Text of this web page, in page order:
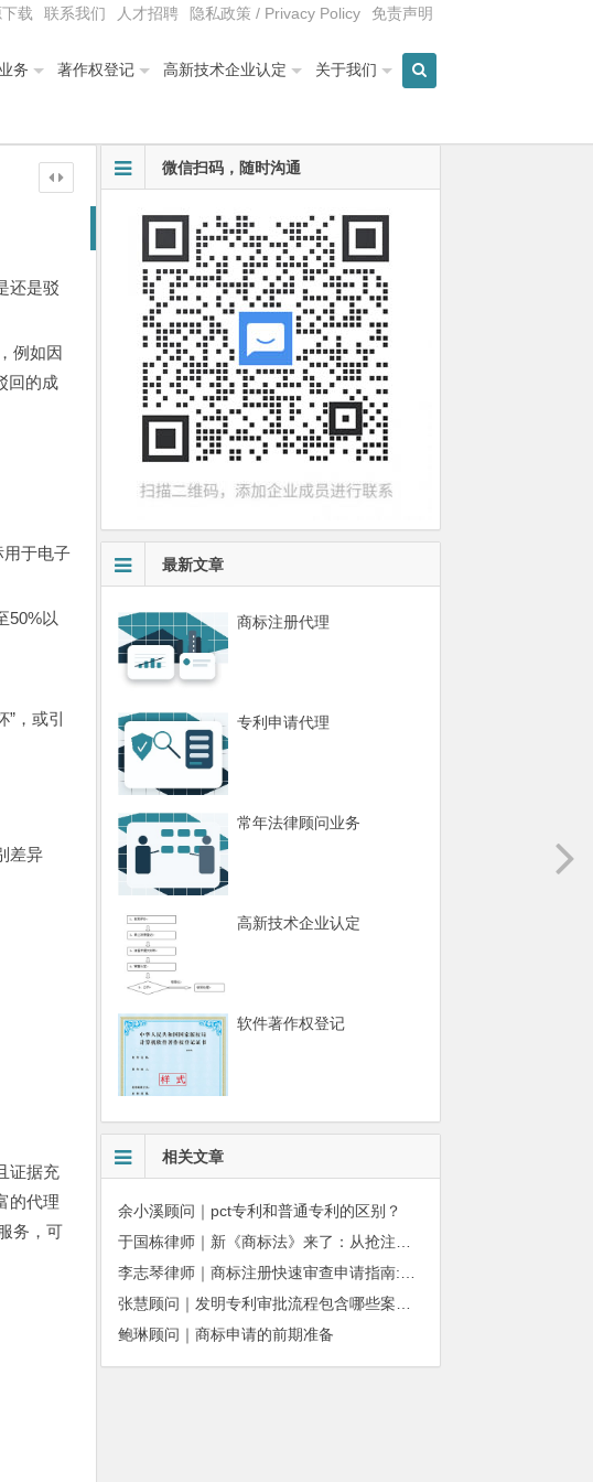
载 联系我们 人才招聘 隐私政策 / Privacy Policy 免责声明
务 著作权登记 高新技术企业认定 关于我们
还是驳
例如因
回的成
用于电子
50%以
”，或引
差异
证据充
的代理
务，可
微信扫码，随时沟通
最新文章
商标注册代理
专利申请代理
常年法律顾问业务
高新技术企业认定
软件著作权登记
相关文章
余小溪顾问｜pct专利和普通专利的区别？
鲍琳顾问｜商标申请的前期准备